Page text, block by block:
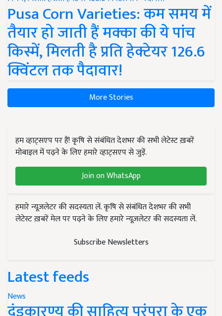
Pusa Corn Varieties: कम समय में
तैयार हो जाती हैं मक्का की ये पांच
किस्में, मिलती है प्रति हेक्टेयर 126.6
क्विंटल तक पैदावार!
More Stories
हम व्हाट्सएप पर हैं! कृषि से संबंधित देशभर की सभी लेटेस्ट ख़बरें
मोबाइल में पढ़ने के लिए हमारे व्हाट्सएप से जुड़ें.
Join on WhatsApp
हमारे न्यूज़लेटर की सदस्यता लें. कृषि से संबंधित देशभर की सभी
लेटेस्ट ख़बरें मेल पर पढ़ने के लिए हमारे न्यूज़लेटर की सदस्यता लें.
Subscribe Newsletters
Latest feeds
News